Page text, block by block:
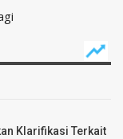
Klarifikasi Terkait